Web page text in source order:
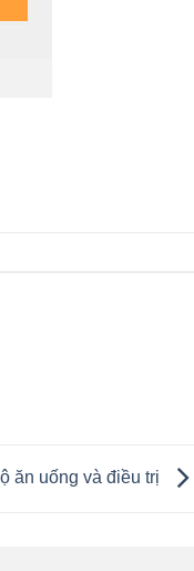
ăn uống và điều trị